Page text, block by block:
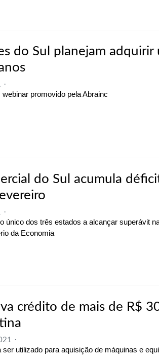
do Sul planejam adquirir
promovido pela Abrainc
do Sul acumula
único dos três estados a alcançar superávit
da Economia
crédito de mais de R$
ser utilizado para aquisição de máquinas e